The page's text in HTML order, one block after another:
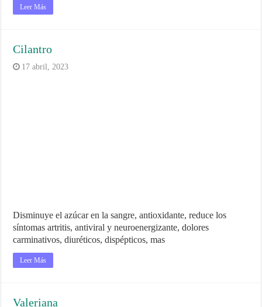
Leer Más
Cilantro
17 abril, 2023
Disminuye el azúcar en la sangre, antioxidante, reduce los
síntomas artritis, antiviral y neuroenergizante, dolores
carminativos, diuréticos, dispépticos, mas
Leer Más
Valeriana